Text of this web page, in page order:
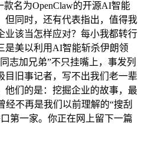
为OpenClaw的开源AI智能
但同时，还有代表指出，值得我
业该当怎样应对？每小我都转行
是美以利用AI智能斩杀伊朗领
志加兄弟”不只挂嘴上，事发列
目旧事记者，写不出我们老一辈
他们的是：挖掘企业的故事，最
不再是我们以前理解的“搜刮
第一家。你正在网上留下一篇